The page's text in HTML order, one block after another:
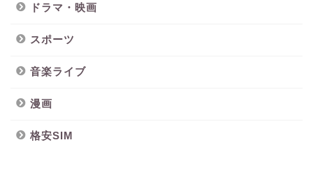
ドラマ・映画
スポーツ
音楽ライブ
漫画
格安SIM